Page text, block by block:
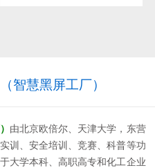
智慧黑屏工厂）
由北京欧倍尔、 天津大学，东营
训、安全培训、竞赛、科普等功
大学本科、高职高专和化工企业